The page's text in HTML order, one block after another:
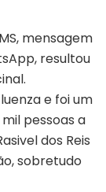
mensagem
resultou
e foi um
pessoas a
dos Reis
sobretudo